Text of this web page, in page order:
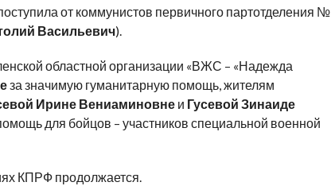
от коммунистов первичного партотделения №
Васильевич).
областной организации «ВЖС – «Надежда
за значимую гуманитарную помощь, жителям
Ирине Вениаминовне и Гусевой Зинаиде
для бойцов – участников специальной военной
КПРФ продолжается.